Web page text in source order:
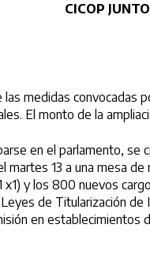
CICOP
medidas convocadas
El monto de la
en el parlamento, se
martes 13 a una mesa
x1) y los 800 nuevos
de Titularización
en establecimientos